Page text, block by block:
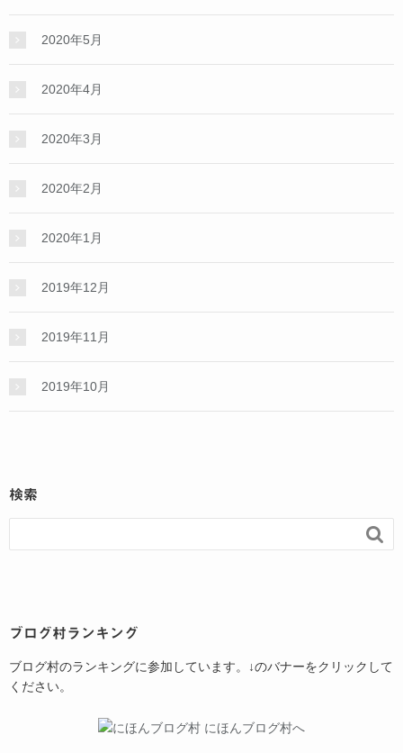
2020年5月
2020年4月
2020年3月
2020年2月
2020年1月
2019年12月
2019年11月
2019年10月
検索

ブログ村ランキング
ブログ村のランキングに参加しています。↓のバナーをクリックして
ください。